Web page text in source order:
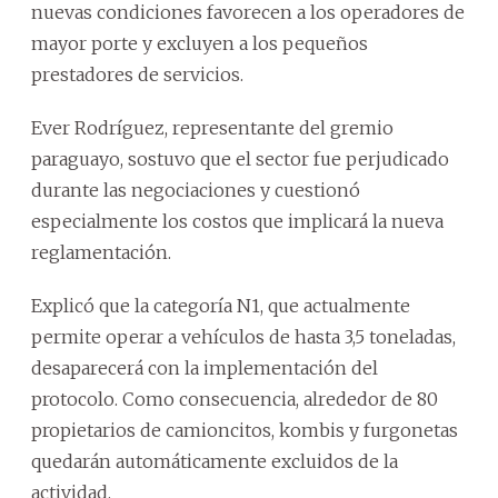
nuevas condiciones favorecen a los operadores de
mayor porte y excluyen a los pequeños
prestadores de servicios.
Ever Rodríguez, representante del gremio
paraguayo, sostuvo que el sector fue perjudicado
durante las negociaciones y cuestionó
especialmente los costos que implicará la nueva
reglamentación.
Explicó que la categoría N1, que actualmente
permite operar a vehículos de hasta 3,5 toneladas,
desaparecerá con la implementación del
protocolo. Como consecuencia, alrededor de 80
propietarios de camioncitos, kombis y furgonetas
quedarán automáticamente excluidos de la
actividad.